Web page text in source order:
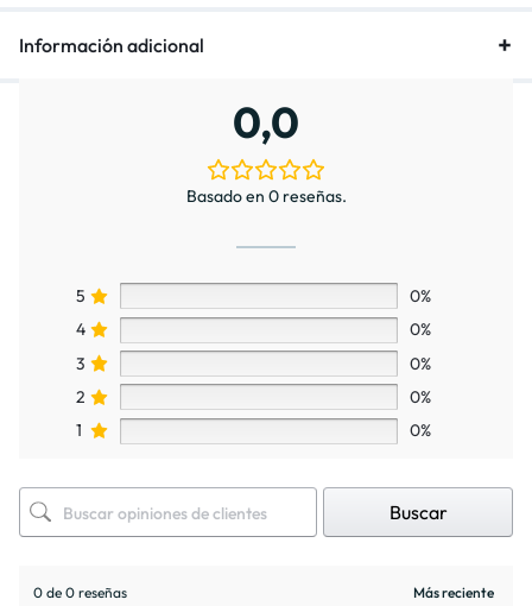
Información adicional
0,0
Basado en 0 reseñas.
5
0%
4
0%
3
0%
2
0%
1
0%
Buscar
0 de 0 reseñas